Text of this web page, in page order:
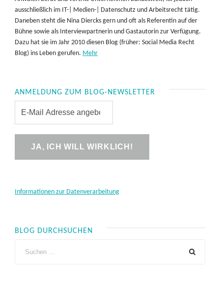
ausschließlich im IT-| Medien-| Datenschutz und Arbeitsrecht tätig.
Daneben steht die Nina Diercks gern und oft als Referentin auf der
Bühne sowie als Interviewpartnerin und Gastautorin zur Verfügung.
Dazu hat sie im Jahr 2010 diesen Blog (früher: Social Media Recht
Blog) ins Leben gerufen. Mehr
ANMELDUNG ZUM BLOG-NEWSLETTER
Informationen zur Datenverarbeitung
BLOG DURCHSUCHEN